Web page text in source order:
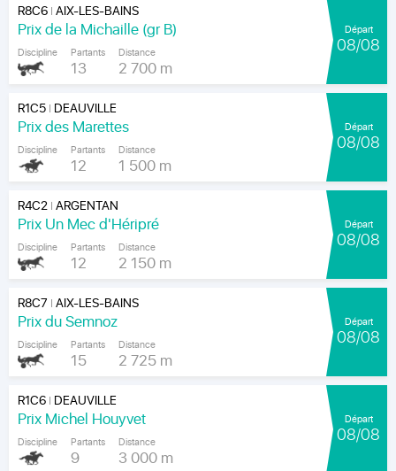
R8C6|AIX-LES-BAINS
Prix de la Michaille (gr B)
Discipline Partants
13
Distance
2 700 m
Départ
08/08
R1C5| DEAUVILLE
Prix des Marettes
Discipline Partants
12
Distance
1 500 m
Départ
08/08
R4C2|ARGENTAN
Prix Un Mec d'Héripré
Discipline Partants
12
Distance
2 150 m
Départ
08/08
R8C7 |AIX-LES-BAINS
Prix du Semnoz
Discipline Partants
15
Distance
2 725 m
Départ
08/08
R1C6| DEAUVILLE
Prix Michel Houyvet
Discipline Partants
9
Distance
3 000 m
Départ
08/08